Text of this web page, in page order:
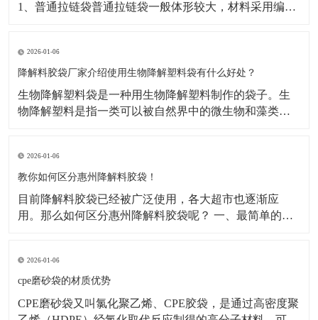
1、普通拉链袋普通拉链袋一般体形较大，材料采用编织
装，大型简易行李袋等​2、文件拉链袋文件拉链袋又叫滑
块拉链袋文件拉链袋可装载较多文件，笔类及小物品。
2026-01-06
降解料胶袋厂家介绍使用生物降解塑料袋有什么好处？
​生物降解塑料袋是一种用生物降解塑料制作的袋子。生
物降解塑料是指一类可以被自然界中的微生物和藻类降
料低，这意味着使用它们能够减少对环境和资源的负
担。2.它能有效保护环境，减少传统普通塑料袋无法分解
造
2026-01-06
教你如何区分惠州降解料胶袋！
目前降解料胶袋已经被广泛使用，各大超市也逐渐应
用。那么如何区分惠州降解料胶袋呢？ 一、最简单的方
MD”。不可降解塑料袋，原料为PE等材料，包括“PE-
HD”。 二、看
2026-01-06
cpe磨砂袋的材质优势
CPE磨砂袋又叫氯化聚乙烯、CPE胶袋，是通过高密度聚